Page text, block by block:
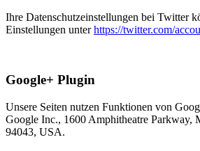
Ihre Datenschutzeinstellungen bei Twitter
Einstellungen unterhttps://twitter.com/
Google+ Plugin
Unsere Seiten nutzen Funktionen von
Google Inc., 1600 Amphitheatre Parkway,
94043, USA.